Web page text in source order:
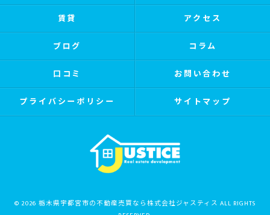
賃貸 アクセス
ブログ コラム
口コミ お問い合わせ
プライバシーポリシー サイトマップ
© 2026 栃木県宇都宮市の不動産売買なら株式会社ジャスティス ALL RIGHTS